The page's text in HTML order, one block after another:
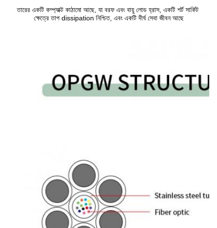
তারের একটি কম্প্যাক্ট কাঠামো আছে, যা বরফ এবং বায়ু লোড হ্রাস, একটি শর্ট সার্কিট
ক্ষেত্রে তাপ dissipation নিশ্চিত, এবং একটি দীর্ঘ সেবা জীবন আছে